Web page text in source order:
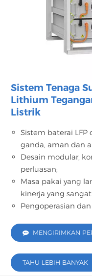
Sistem Tenaga
Lithium
Listrik
Sistem baterai
ganda, aman dan
Desain modular,
perluasan;
Masa pakai yang
kinerja yang
Pengoperasian
MENGIRIMKAN
TAHU LEBIH BANYAK